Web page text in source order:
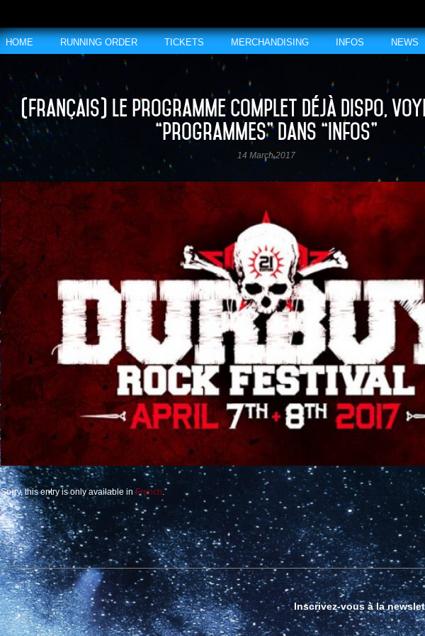
HOME RUNNING ORDER TICKETS MERCHANDISING INFOS NEWS
(Français) Le programme complet déjà dispo,
“programmes” dans “infos”
14 March 2017
Sorry, this entry is only available in French
Inscrivez-vous à la